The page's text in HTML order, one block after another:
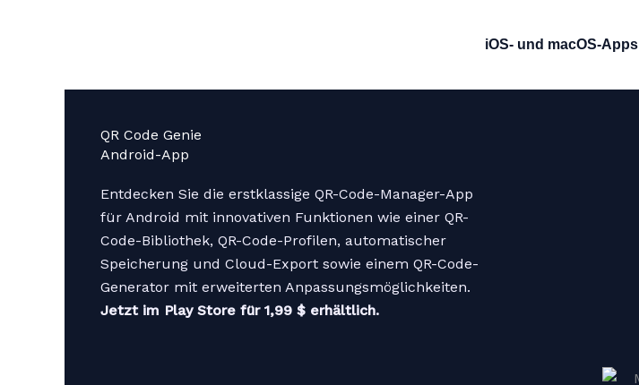
iOS- und macOS-Apps
QR Code Genie
Android-App
Entdecken Sie die erstklassige QR-Code-Manager-App
für Android mit innovativen Funktionen wie einer QR-
Code-Bibliothek, QR-Code-Profilen, automatischer
Speicherung und Cloud-Export sowie einem QR-Code-
Generator mit erweiterten Anpassungsmöglichkeiten.
Jetzt im Play Store für 1,99 $ erhältlich.